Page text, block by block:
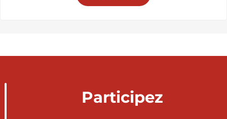
Participez